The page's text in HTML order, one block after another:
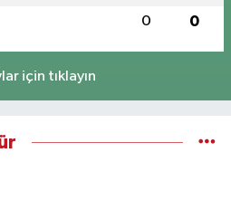
0 0
için tıklayın